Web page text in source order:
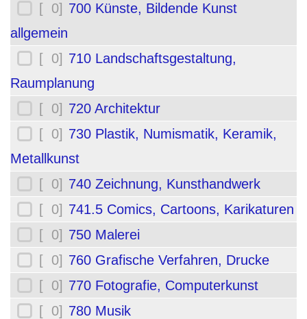
[ 0] 700 Künste, Bildende Kunst
allgemein
[ 0] 710 Landschaftsgestaltung,
Raumplanung
[ 0] 720 Architektur
[ 0] 730 Plastik, Numismatik, Keramik,
Metallkunst
[ 0] 740 Zeichnung, Kunsthandwerk
[ 0] 741.5 Comics, Cartoons, Karikaturen
[ 0] 750 Malerei
[ 0] 760 Grafische Verfahren, Drucke
[ 0] 770 Fotografie, Computerkunst
[ 0] 780 Musik